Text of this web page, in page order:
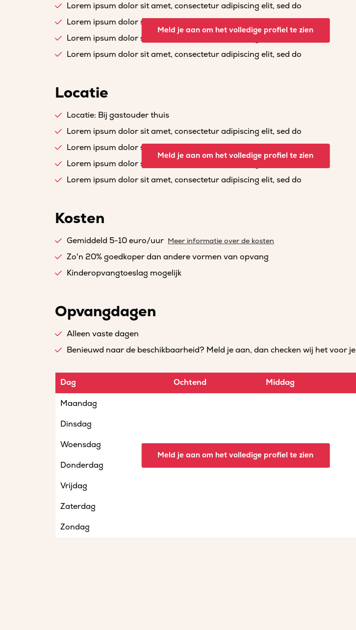
Lorem ipsum dolor sit amet, consectetur adipiscing elit, sed do
Lorem ipsum dolor sit amet, consectetur adipiscing elit, sed do
Lorem ipsum dolor sit amet, consectetur adipiscing elit, sed do
Lorem ipsum dolor sit amet, consectetur adipiscing elit, sed do
Meld je aan om het volledige profiel te zien
Locatie
Locatie: Bij gastouder thuis
Lorem ipsum dolor sit amet, consectetur adipiscing elit, sed do
Lorem ipsum dolor sit amet, consectetur adipiscing elit, sed do
Lorem ipsum dolor sit amet, consectetur adipiscing elit, sed do
Lorem ipsum dolor sit amet, consectetur adipiscing elit, sed do
Meld je aan om het volledige profiel te zien
Kosten
Gemiddeld 5-10 euro/uur Meer informatie over de kosten
Zo'n 20% goedkoper dan andere vormen van opvang
Kinderopvangtoeslag mogelijk
Opvangdagen
Alleen vaste dagen
Benieuwd naar de beschikbaarheid? Meld je aan, dan checken wij het voor je
Dag Ochtend Middag
Maandag
Dinsdag
Woensdag
Donderdag
Vrijdag
Zaterdag
Zondag
Meld je aan om het volledige profiel te zien